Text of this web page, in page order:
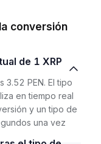
conversión
3.52 PEN. El tipo
en tiempo real
y un tipo de
una vez